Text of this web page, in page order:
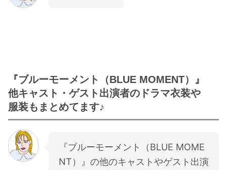
『ブルーモーメント（BLUE MOMENT）』
他キャスト・ゲスト出演者のドラマ衣装や
服装もまとめてます♪
『ブルーモーメント（BLUE MOME
NT）』の他のキャストやゲスト出演